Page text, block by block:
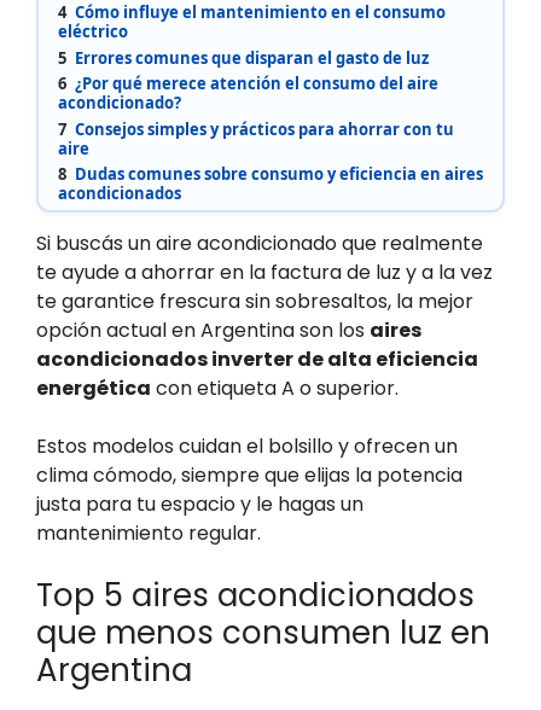
4 Cómo influye el mantenimiento en el consumo
eléctrico
5 Errores comunes que disparan el gasto de luz
6 ¿Por qué merece atención el consumo del aire
acondicionado?
7 Consejos simples y prácticos para ahorrar con tu
aire
8 Dudas comunes sobre consumo y eficiencia en aires
acondicionados
Si buscás un aire acondicionado que realmente
te ayude a ahorrar en la factura de luz y a la vez
te garantice frescura sin sobresaltos, la mejor
opción actual en Argentina son los aires
acondicionados inverter de alta eficiencia
energética con etiqueta A o superior.
Estos modelos cuidan el bolsillo y ofrecen un
clima cómodo, siempre que elijas la potencia
justa para tu espacio y le hagas un
mantenimiento regular.
Top 5 aires acondicionados
que menos consumen luz en
Argentina